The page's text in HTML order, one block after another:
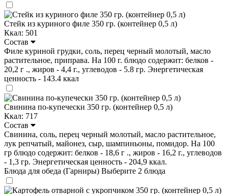
Стейк из куриного филе 350 гр. (контейнер 0,5 л)
Ккал: 501
Состав
Филе куриной грудки, соль, перец черный молотый, масло
растительное, приправа. На 100 г. блюдо содержит: белков -
20,2 г ., жиров - 4,4 г., углеводов - 5.8 гр. Энергетическая
ценность - 143.4 ккал
Свинина по-купечески 350 гр. (контейнер 0,5 л)
Ккал: 717
Состав
Свинина, соль, перец черный молотый, масло растительное,
лук репчатый, майонез, сыр, шампиньоны, помидор. На 100
гр блюдо содержит: белков - 18,6 г ., жиров - 16,2 г., углеводов
- 1,3 гр. Энергетическая ценность - 204,9 ккал.
Блюда для обеда (Гарниры) Выберите 2 блюда